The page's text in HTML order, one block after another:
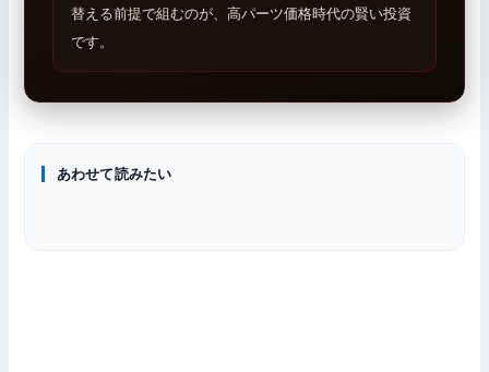
替える前提で組むのが、高パーツ価格時代の賢い投資
です。
あわせて読みたい
ニュース
ニュース